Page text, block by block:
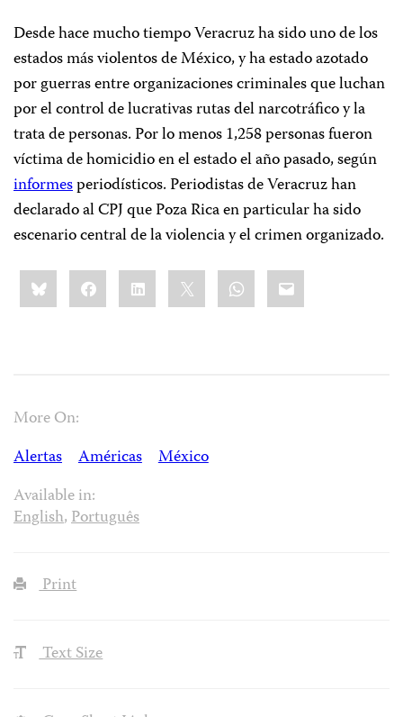
Desde hace mucho tiempo Veracruz ha sido uno de los
estados más violentos de México, y ha estado azotado
por guerras entre organizaciones criminales que luchan
por el control de lucrativas rutas del narcotráfico y la
trata de personas. Por lo menos 1,258 personas fueron
víctima de homicidio en el estado el año pasado, según
informesperiodísticos. Periodistas de Veracruz han
declarado al CPJ que Poza Rica en particular ha sido
escenario central de la violencia y el crimen organizado.
Share
this:BlueskyFacebookLinkedIn WhatsApp
Email
More On:
Alertas
Américas
México
Available in:
English,Português
Print
Text Size